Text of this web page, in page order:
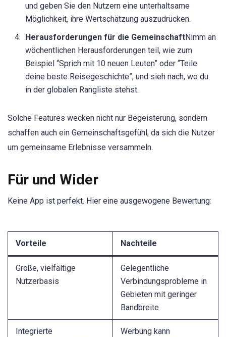
und geben Sie den Nutzern eine unterhaltsame
Möglichkeit, ihre Wertschätzung auszudrücken.
Herausforderungen für die GemeinschaftNimm an
wöchentlichen Herausforderungen teil, wie zum
Beispiel “Sprich mit 10 neuen Leuten” oder “Teile
deine beste Reisegeschichte”, und sieh nach, wo du
in der globalen Rangliste stehst.
Solche Features wecken nicht nur Begeisterung, sondern
schaffen auch ein Gemeinschaftsgefühl, da sich die Nutzer
um gemeinsame Erlebnisse versammeln.
Für und Wider
Keine App ist perfekt. Hier eine ausgewogene Bewertung:
Vorteile Nachteile
Große, vielfältige
Nutzerbasis
Gelegentliche
Verbindungsprobleme in
Gebieten mit geringer
Bandbreite
Integrierte
Werbung kann